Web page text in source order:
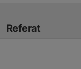
Referat